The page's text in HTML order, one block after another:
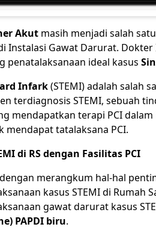
Akut masih menjadi salah
Instalasi Gawat Darurat.
penatalaksanaan ideal kasus
Infark(STEMI) adalah salah
terdiagnosis STEMI, sebuah
mendapatkan terapi PCI
mendapat tatalaksana PCI.
di RS dengan Fasilitas PCI
merangkum hal-hal
kasus STEMI di Rumah
gawat darurat kasus
PAPDI biru.